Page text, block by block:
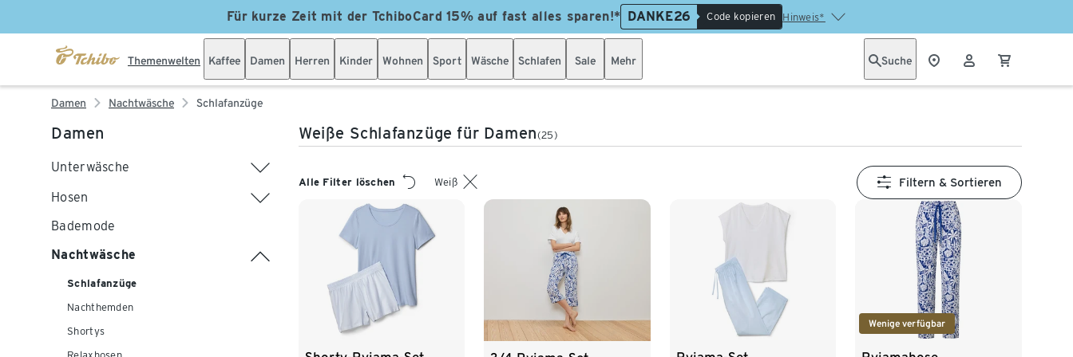
Für kurze Zeit mit der TchiboCard 15% auf fast alles sparen!* DANKE26 Code kopieren Hinweis*
Themenwelten Kaffee Damen Herren Kinder Wohnen Sport Wäsche Schlafen Sale Mehr Suche
Damen Nachtwäsche Schlafanzüge
Damen
Unterwäsche
Hosen
Bademode
Nachtwäsche
Schlafanzüge
Nachthemden
Shortys
Weiße Schlafanzüge für Damen(25)
Alle Filter löschen Weiß Filtern & Sortieren
Wenige verfügbar